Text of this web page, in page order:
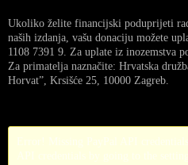
Ukoliko želite financijski poduprijeti
naših izdanja, vašu donaciju možete
1108 7391 9. Za uplate iz inozemstva
Za primatelja naznačite: Hrvatska
Horvat”, Krsišće 25, 10000 Zagreb.